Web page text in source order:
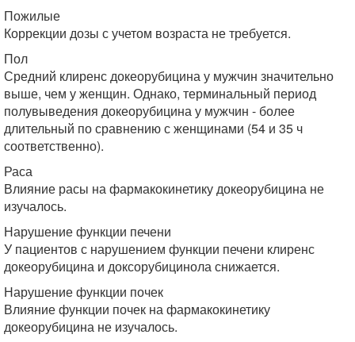
Пожилые
Коррекции дозы с учетом возраста не требуется.
Пол
Средний клиренс докеорубицина у мужчин значительно
выше, чем у женщин. Однако, терминальный период
полувыведения докеорубицина у мужчин - более
длительный по сравнению с женщинами (54 и 35 ч
соответственно).
Раса
Влияние расы на фармакокинетику докеорубицина не
изучалось.
Нарушение функции печени
У пациентов с нарушением функции печени клиренс
докеорубицина и доксорубицинола снижается.
Нарушение функции почек
Влияние функции почек на фармакокинетику
докеорубицина не изучалось.